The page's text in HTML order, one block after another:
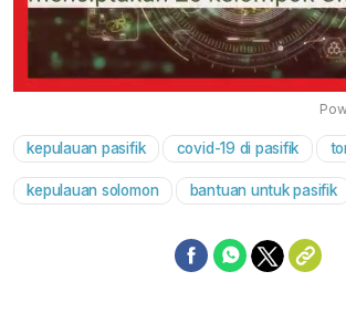
kepulauan pasifik covid-19 di pasifik
kepulauan solomon bantuan untuk pasifik